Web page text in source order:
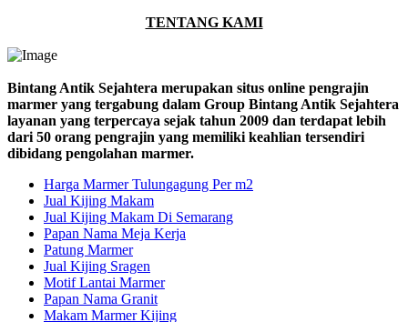
TENTANG KAMI
Bintang Antik Sejahtera merupakan situs online pengrajin
marmer yang tergabung dalam Group Bintang Antik Sejahtera
layanan yang terpercaya sejak tahun 2009 dan terdapat lebih
dari 50 orang pengrajin yang memiliki keahlian tersendiri
dibidang pengolahan marmer.
Harga Marmer Tulungagung Per m2
Jual Kijing Makam
Jual Kijing Makam Di Semarang
Papan Nama Meja Kerja
Patung Marmer
Jual Kijing Sragen
Motif Lantai Marmer
Papan Nama Granit
Makam Marmer Kijing